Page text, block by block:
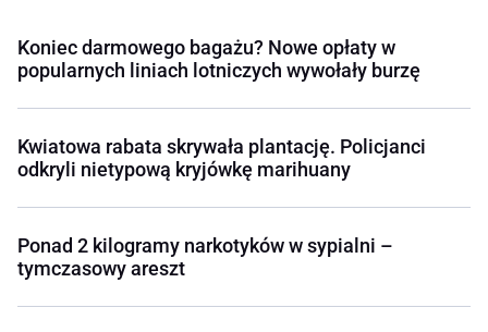
Koniec darmowego bagażu? Nowe opłaty w
popularnych liniach lotniczych wywołały burzę
Kwiatowa rabata skrywała plantację. Policjanci
odkryli nietypową kryjówkę marihuany
Ponad 2 kilogramy narkotyków w sypialni –
tymczasowy areszt